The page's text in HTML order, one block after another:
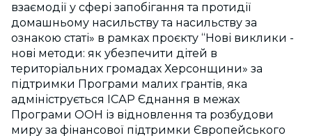
взаємодії у сфері запобігання та протидії
домашньому насильству та насильству за
ознакою статі» в рамках проєкту “Нові виклики -
нові методи: як убезпечити дітей в
територіальних громадах Херсонщини» за
підтримки Програми малих грантів, яка
адмініструється ІСАР Єднання в межах
Програми ООН із відновлення та розбудови
миру за фінансової підтримки Європейського